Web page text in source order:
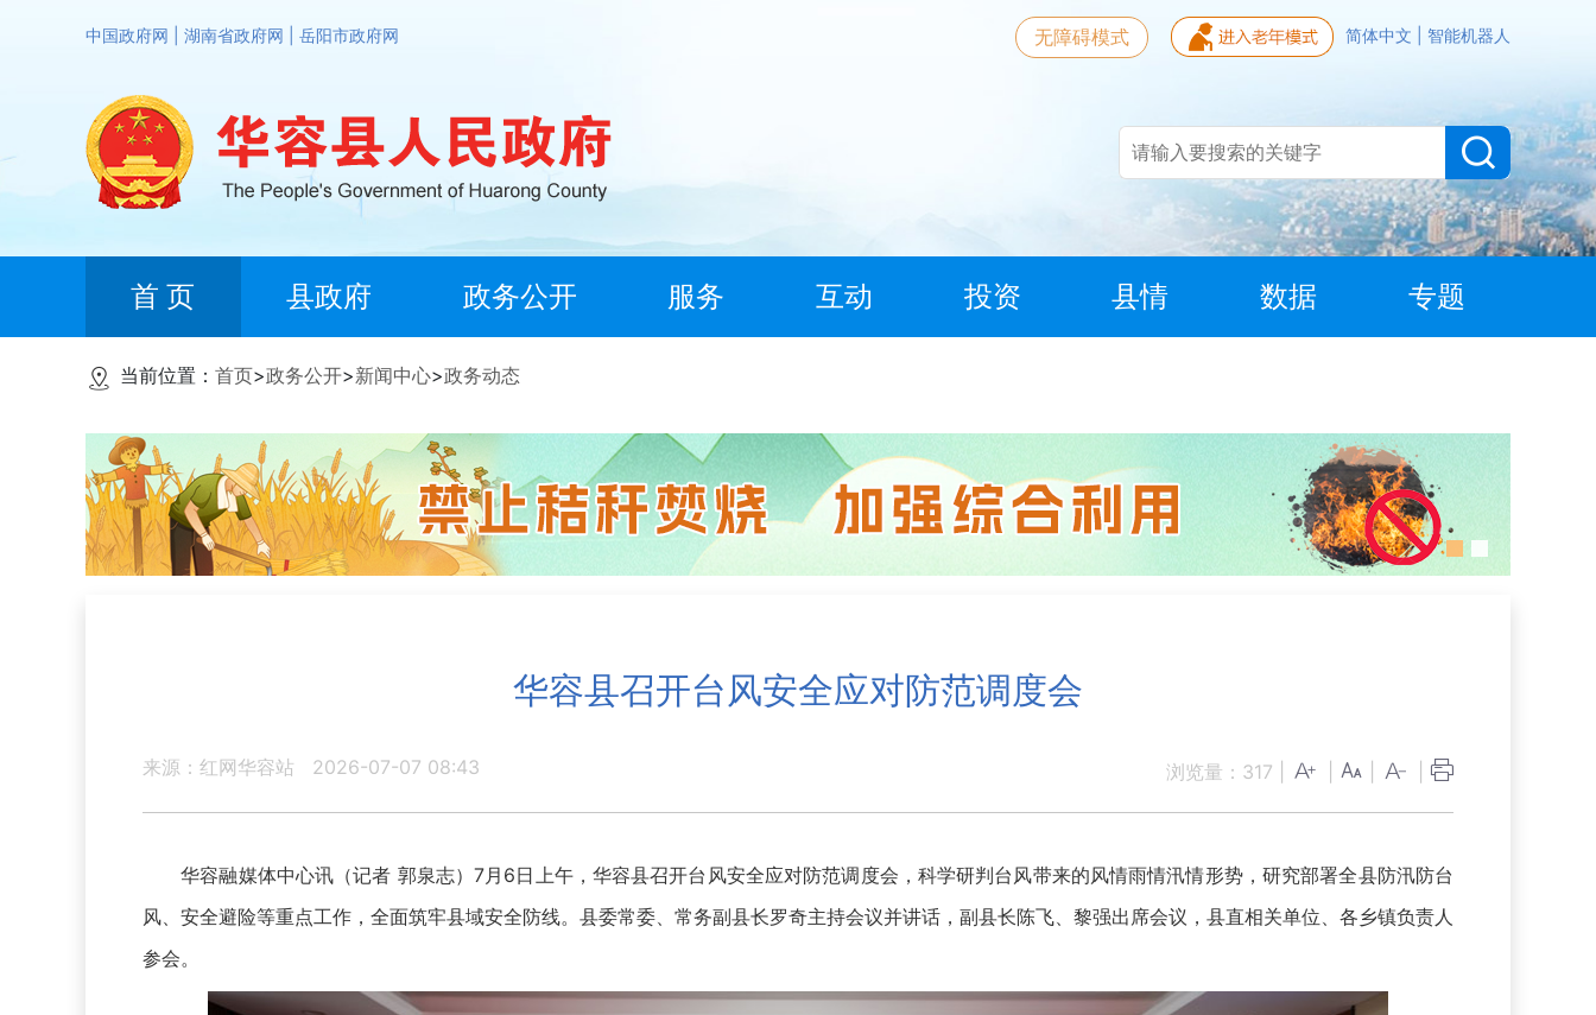
中国政府网 湖南省政府网 岳阳市政府网 简体中文 智能机器人
无障碍模式
首 页 县政府 政务公开 服务 互动 投资 县情 数据 专题
当前位置： 首页>政务公开>新闻中心>政务动态
华容县召开台风安全应对防范调度会
来源：红网华容站 2026-07-07 08:43 浏览量： 317
华容融媒体中心讯（记者 郭泉志）7月6日上午，华容县召开台风安全应对防范调度会，科学研判台风带来的风情雨情汛情形势，研究部署全县防汛防台
风、安全避险等重点工作，全面筑牢县域安全防线。县委常委、常务副县长罗奇主持会议并讲话，副县长陈飞、黎强出席会议，县直相关单位、各乡镇负责人
参会。